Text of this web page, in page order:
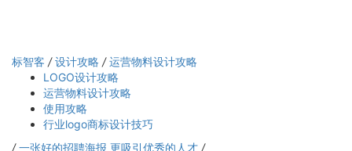
标智客 / 设计攻略 / 运营物料设计攻略
LOGO设计攻略
运营物料设计攻略
使用攻略
行业logo商标设计技巧
/ 一张好的招聘海报 更吸引优秀的人才 /